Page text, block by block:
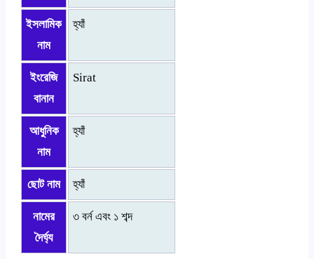
ইসলামিক
নাম
হ্যাঁ
ইংরেজি
বানান
Sirat
আধুনিক
নাম
হ্যাঁ
ছোট নাম হ্যাঁ
নামের
দৈর্ঘ্য
৩ বর্ন এবং ১ শব্দ